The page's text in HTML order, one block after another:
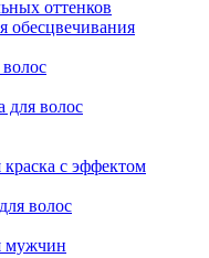
оттенков
обесцвечивания
для волос
с эффектом
волос
мужчин